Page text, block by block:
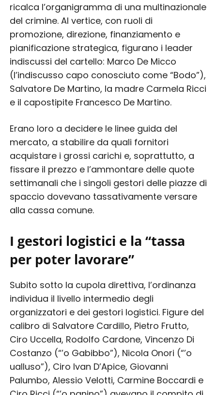
ricalca l’organigramma di una multinazionale
del crimine. Al vertice, con ruoli di
promozione, direzione, finanziamento e
pianificazione strategica, figurano i leader
indiscussi del cartello: Marco De Micco
(l’indiscusso capo conosciuto come “Bodo”),
Salvatore De Martino, la madre Carmela Ricci
e il capostipite Francesco De Martino.
Erano loro a decidere le linee guida del
mercato, a stabilire da quali fornitori
acquistare i grossi carichi e, soprattutto, a
fissare il prezzo e l’ammontare delle quote
settimanali che i singoli gestori delle piazze di
spaccio dovevano tassativamente versare
alla cassa comune.
I gestori logistici e la “tassa
per poter lavorare”
Subito sotto la cupola direttiva, l’ordinanza
individua il livello intermedio degli
organizzatori e dei gestori logistici. Figure del
calibro di Salvatore Cardillo, Pietro Frutto,
Ciro Uccella, Rodolfo Cardone, Vincenzo Di
Costanzo (“’o Gabibbo”), Nicola Onori (“’o
ualluso”), Ciro Ivan D’Apice, Giovanni
Palumbo, Alessio Velotti, Carmine Boccardi e